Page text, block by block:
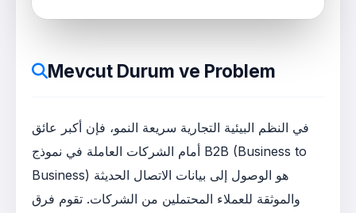
Mevcut Durum ve Problem
في النظم البيئية التجارية سريعة النمو، فإن أكبر عائق
أمام الشركات العاملة في نموذج B2B (Business to
Business) هو الوصول إلى بيانات الاتصال الحديثة
والموثقة للعملاء المحتملين من الشركات. تقوم فرق